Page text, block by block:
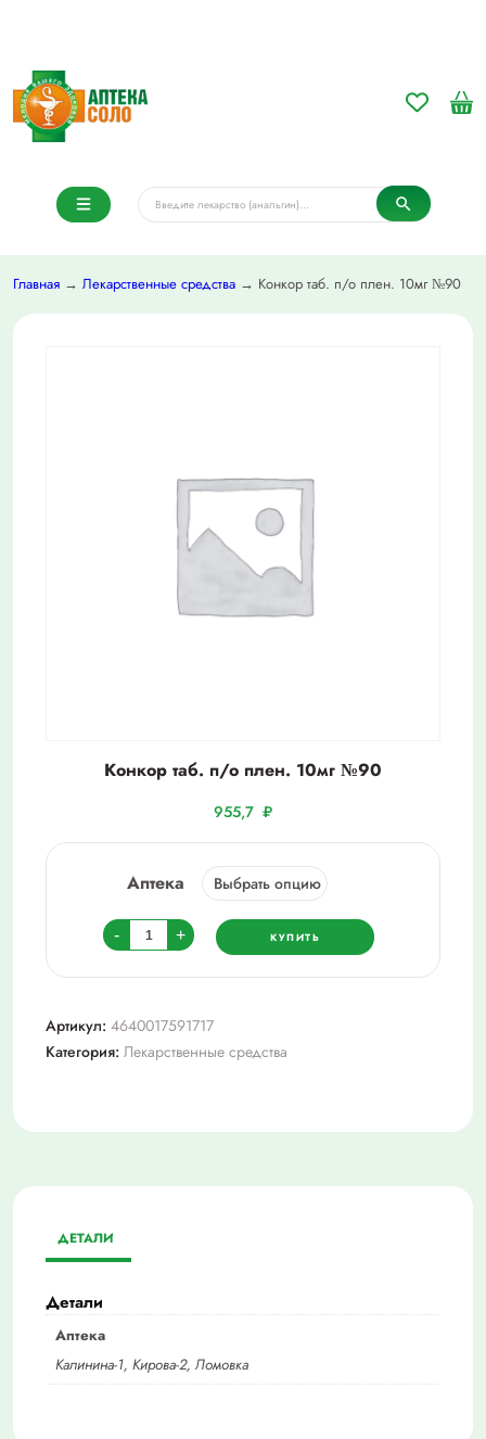
Главная → Лекарственные средства → Конкор таб. п/о плен. 10мг №90
Конкор таб. п/о плен. 10мг №90
955,7 ₽
Аптека
-
Количество
товара
Конкор
п/
о
№90
+ КУПИТЬ
Артикул: 4640017591717
Категория: Лекарственные средства
ДЕТАЛИ
Детали
Аптека
Калинина-1, Кирова-2, Ломовка